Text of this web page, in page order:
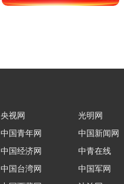
央视网
中国青年网
中国经济网
中国台湾网
光明网
中国新闻网
中青在线
中国军网